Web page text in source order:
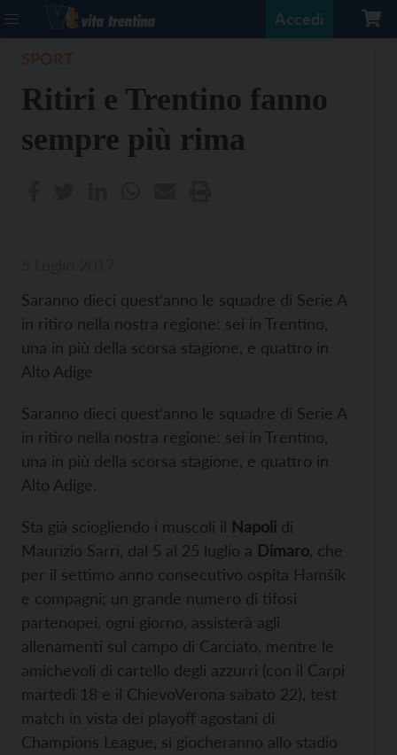
Accedi
Ritiri e Trentino fanno
sempre più rima
Saranno dieci quest’anno le squadre di Serie A
in ritiro nella nostra regione: sei in Trentino,
una in più della scorsa stagione, e quattro in
Alto Adige
Saranno dieci quest’anno le squadre di Serie A
in ritiro nella nostra regione: sei in Trentino,
una in più della scorsa stagione, e quattro in
Alto Adige.
Sta già sciogliendo i muscoli il Napoli di
Maurizio Sarri, dal 5 al 25 luglio a Dimaro , che
per il settimo anno consecutivo ospita Hamšík
e compagni; un grande numero di tifosi
partenopei, ogni giorno, assisterà agli
allenamenti sul campo di Carciato, mentre le
amichevoli di cartello degli azzurri (con il Carpi
martedì 18 e il ChievoVerona sabato 22), test
match in vista dei playoff agostani di
Champions League, si giocheranno allo stadio